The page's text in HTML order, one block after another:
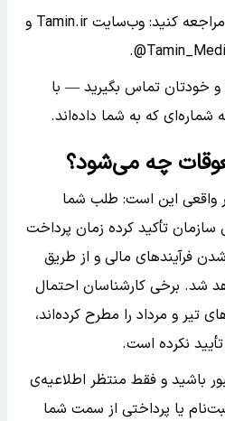
۵. تنها به درگاه‌های رسمی مراجعه کنید: وب‌سایت Tamin.ir و
خودتان تماس بگیرید — با
که به شما داده‌اند.
چه می‌شود؟
واقعی این است: طلب شما
تأکید کرده زمان پرداخت
فرآیندهای مالی و از طریق
شد. برخی کارشناسان احتمال
تیر و مرداد را مطرح کرده‌اند،
نکرده است.
باشید و فقط منتظر اطلاعیه‌ی
یا پرداختی از سمت شما